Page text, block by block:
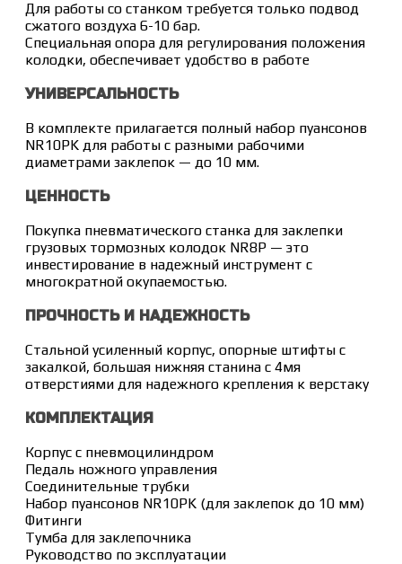
Для работы со станком требуется только подвод
сжатого воздуха 6-10 бар.
Специальная опора для регулирования положения
колодки, обеспечивает удобство в работе
УНИВЕРСАЛЬНОСТЬ
В комплекте прилагается полный набор пуансонов
NR10PK для работы с разными рабочими
диаметрами заклепок — до 10 мм.
ЦЕННОСТЬ
Покупка пневматического станка для заклепки
грузовых тормозных колодок NR8P — это
инвестирование в надежный инструмент с
многократной окупаемостью.
ПРОЧНОСТЬ И НАДЕЖНОСТЬ
Стальной усиленный корпус, опорные штифты с
закалкой, большая нижняя станина с 4мя
отверстиями для надежного крепления к верстаку
КОМПЛЕКТАЦИЯ
Корпус с пневмоцилиндром
Педаль ножного управления
Соединительные трубки
Набор пуансонов NR10PK (для заклепок до 10 мм)
Фитинги
Тумба для заклепочника
Руководство по эксплуатации